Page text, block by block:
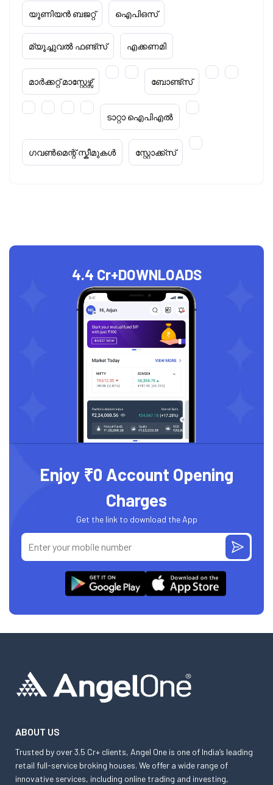
യൂണിയൻ ബജറ്റ് ഐപിഒസ്
മ്യൂച്ചുവൽ ഫണ്ട്സ് എക്കണമി
മാർക്കറ്റ് മാസ്റ്റേഴ്സ് ബോണ്ട്സ്
ടാറ്റാ ഐപിഎൽ
ഗവൺമെന്റ് സ്കീമുകൾ സ്റ്റോക്ക്‌സ്
4.4 Cr+DOWNLOADS
Enjoy ₹0 Account Opening
Charges
Get the link to download the App
ABOUT US
Trusted by over 3.5 Cr+ clients, Angel One is one of India’s leading
retail full-service broking houses. We offer a wide range of
innovative services, including online trading and investing,